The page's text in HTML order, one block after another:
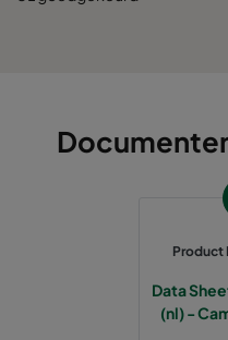
Product
Data
(nl) -